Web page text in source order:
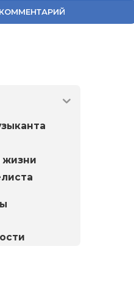
жизни